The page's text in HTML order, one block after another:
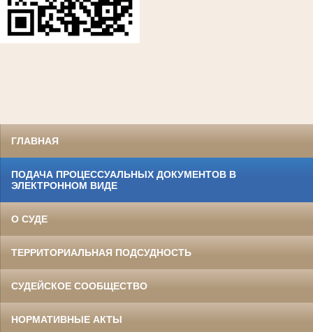
ГЛАВНАЯ
ПОДАЧА ПРОЦЕССУАЛЬНЫХ ДОКУМЕНТОВ В
ЭЛЕКТРОННОМ ВИДЕ
О СУДЕ
ТЕРРИТОРИАЛЬНАЯ ПОДСУДНОСТЬ
СУДЕЙСКОЕ СООБЩЕСТВО
НОРМАТИВНЫЕ АКТЫ